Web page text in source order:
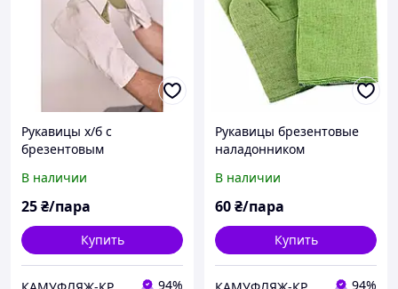
Рукавицы х/б с
брезентовым
В наличии
25₴/пара
Купить
94%
Рукавицы брезентовые
наладонником
В наличии
60₴/пара
Купить
94%